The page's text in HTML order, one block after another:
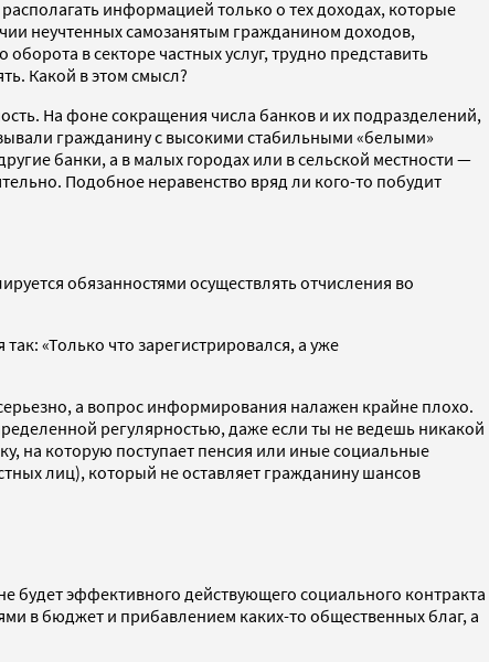
информацией только о тех доходах, которые
неучтенных самозанятым гражданином доходов,
в секторе частных услуг, трудно представить
Какой в этом смысл?
На фоне сокращения числа банков и их подразделений,
гражданину с высокими стабильными «белыми»
банки, а в малых городах или в сельской местности —
Подобное неравенство вряд ли кого-то побудит
обязанностями осуществлять отчисления во
«Только что зарегистрировался, а уже
а вопрос информирования налажен крайне плохо.
регулярностью, даже если ты не ведешь никакой
на которую поступает пенсия или иные социальные
лиц), который не оставляет гражданину шансов
будет эффективного действующего социального контракта
в бюджет и прибавлением каких-то общественных благ, а